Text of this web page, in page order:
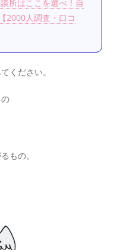
所はここを選べ！自
2000人調査・口コ
ください。
もの。